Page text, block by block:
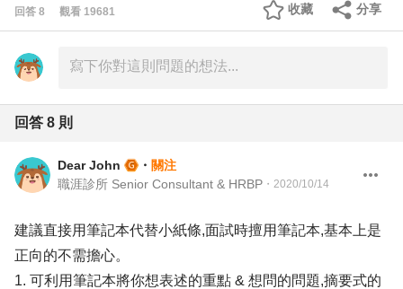
回答 8 觀看 19681 分享
收藏
回答 8 則
Dear John ・ 關注
職涯診所 Senior Consultant & HRBP ・ 2020/10/14
建議直接用筆記本代替小紙條,面試時擅用筆記本,基本上是
正向的不需擔心。
1. 可利用筆記本將你想表述的重點 & 想問的問題,摘要式的